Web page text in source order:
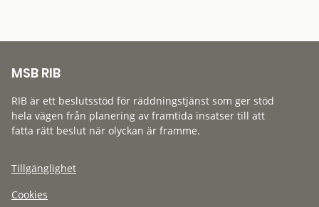
MSB RIB
RIB är ett beslutsstöd för räddningstjänst som ger stöd
hela vägen från planering av framtida insatser till att
fatta rätt beslut när olyckan är framme.
Tillgänglighet
Cookies